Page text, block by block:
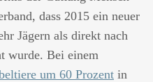
dass 2015 ein neuer
Jägern als direkt nach
wurde. Bei einem
um 60 Prozent in